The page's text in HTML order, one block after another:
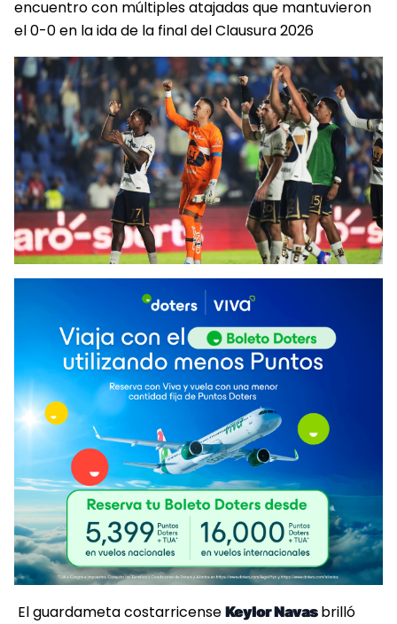
encuentro con múltiples atajadas que mantuvieron
el 0-0 en la ida de la final del Clausura 2026
El guardameta costarricense Keylor Navasbrilló